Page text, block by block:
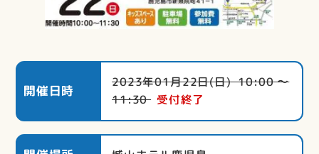
開催日時
2023年01月22日(日) 10:00 〜
11:30 受付終了